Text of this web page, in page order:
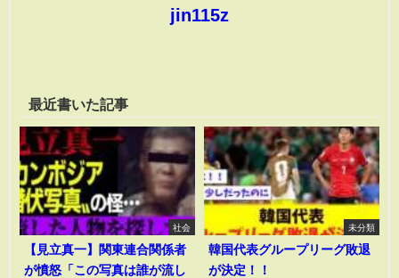
jin115z
最近書いた記事
社会
【見立真一】関東連合関係者
が憤怒「この写真は誰が流し
未分類
韓国代表グループリーグ敗退
が決定！！